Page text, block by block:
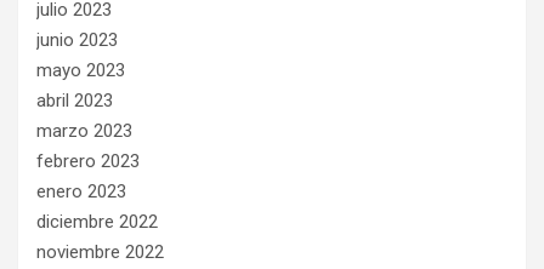
julio 2023
junio 2023
mayo 2023
abril 2023
marzo 2023
febrero 2023
enero 2023
diciembre 2022
noviembre 2022